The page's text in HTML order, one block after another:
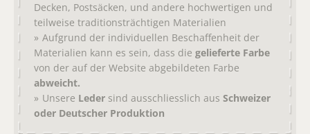
Decken, Postsäcken, und andere hochwertigen und
teilweise traditionsträchtigen Materialien
Aufgrund der individuellen Beschaffenheit der
Materialien kann es sein, dass die gelieferte Farbe
von der auf der Website abgebildeten Farbe
abweicht.
Unsere Leder sind ausschliesslich aus Schweizer
oder Deutscher Produktion